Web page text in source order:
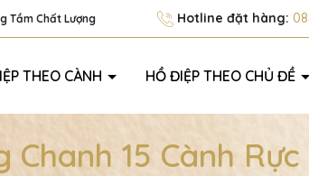
Tầm Chất Lượng Hotline đặt hàng:
THEO CÀNH HỒ ĐIỆP THEO CHỦ ĐỀ
15 Cành